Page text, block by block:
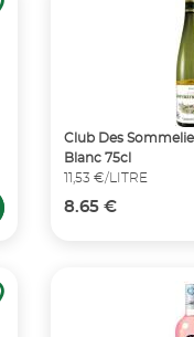
Club Des
Blanc 75cl
11,53 €/LITRE
8.65 €